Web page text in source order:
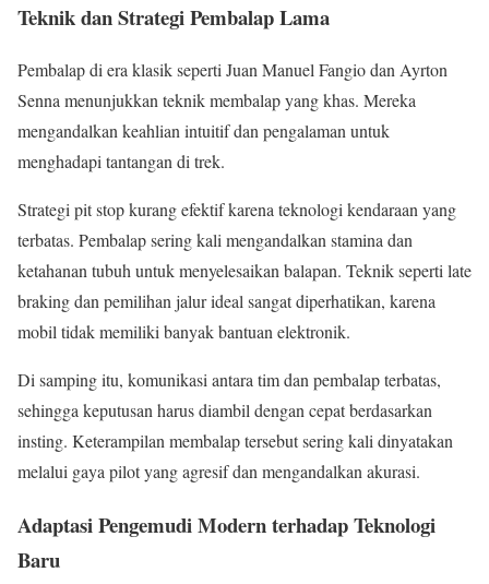
Teknik dan Strategi Pembalap Lama
Pembalap di era klasik seperti Juan Manuel Fangio dan Ayrton
Senna menunjukkan teknik membalap yang khas. Mereka
mengandalkan keahlian intuitif dan pengalaman untuk
menghadapi tantangan di trek.
Strategi pit stop kurang efektif karena teknologi kendaraan yang
terbatas. Pembalap sering kali mengandalkan stamina dan
ketahanan tubuh untuk menyelesaikan balapan. Teknik seperti late
braking dan pemilihan jalur ideal sangat diperhatikan, karena
mobil tidak memiliki banyak bantuan elektronik.
Di samping itu, komunikasi antara tim dan pembalap terbatas,
sehingga keputusan harus diambil dengan cepat berdasarkan
insting. Keterampilan membalap tersebut sering kali dinyatakan
melalui gaya pilot yang agresif dan mengandalkan akurasi.
Adaptasi Pengemudi Modern terhadap Teknologi
Baru